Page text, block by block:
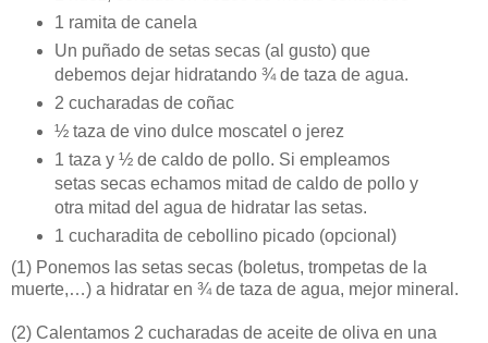
1 ramita de canela
Un puñado de setas secas (al gusto) que
debemos dejar hidratando ¾ de taza de agua.
2 cucharadas de coñac
½ taza de vino dulce moscatel o jerez
1 taza y ½ de caldo de pollo. Si empleamos
setas secas echamos mitad de caldo de pollo y
otra mitad del agua de hidratar las setas.
1 cucharadita de cebollino picado (opcional)
(1) Ponemos las setas secas (boletus, trompetas de la
muerte,…) a hidratar en ¾ de taza de agua, mejor mineral.
(2) Calentamos 2 cucharadas de aceite de oliva en una